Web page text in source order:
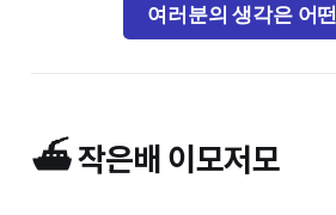
여러분의 생각은 어
⛴️ 작은배 이모저모